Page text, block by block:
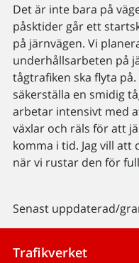
Det är inte bara på
påsktider går ett
på järnvägen. Vi
underhållsarbeten på
tågtrafiken ska flyta
säkerställa en smidig
arbetar intensivt med
växlar och räls för att
komma i tid. Jag vill att
när vi rustar den för
Senast uppdaterad/
Trafikverket